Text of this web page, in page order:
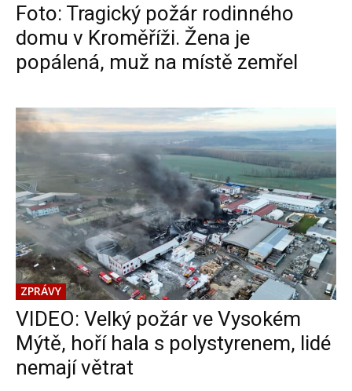
Foto: Tragický požár rodinného
domu v Kroměříži. Žena je
popálená, muž na místě zemřel
ZPRÁVY
VIDEO: Velký požár ve Vysokém
Mýtě, hoří hala s polystyrenem, lidé
nemají větrat